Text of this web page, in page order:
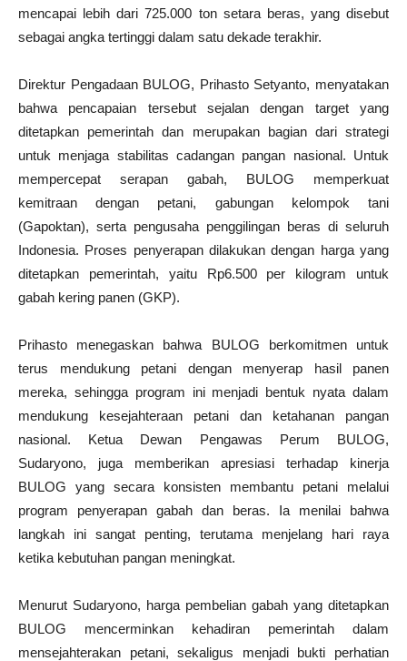
mencapai lebih dari 725.000 ton setara beras, yang disebut
sebagai angka tertinggi dalam satu dekade terakhir.
Direktur Pengadaan BULOG, Prihasto Setyanto, menyatakan
bahwa pencapaian tersebut sejalan dengan target yang
ditetapkan pemerintah dan merupakan bagian dari strategi
untuk menjaga stabilitas cadangan pangan nasional. Untuk
mempercepat serapan gabah, BULOG memperkuat
kemitraan dengan petani, gabungan kelompok tani
(Gapoktan), serta pengusaha penggilingan beras di seluruh
Indonesia. Proses penyerapan dilakukan dengan harga yang
ditetapkan pemerintah, yaitu Rp6.500 per kilogram untuk
gabah kering panen (GKP).
Prihasto menegaskan bahwa BULOG berkomitmen untuk
terus mendukung petani dengan menyerap hasil panen
mereka, sehingga program ini menjadi bentuk nyata dalam
mendukung kesejahteraan petani dan ketahanan pangan
nasional. Ketua Dewan Pengawas Perum BULOG,
Sudaryono, juga memberikan apresiasi terhadap kinerja
BULOG yang secara konsisten membantu petani melalui
program penyerapan gabah dan beras. Ia menilai bahwa
langkah ini sangat penting, terutama menjelang hari raya
ketika kebutuhan pangan meningkat.
Menurut Sudaryono, harga pembelian gabah yang ditetapkan
BULOG mencerminkan kehadiran pemerintah dalam
mensejahterakan petani, sekaligus menjadi bukti perhatian